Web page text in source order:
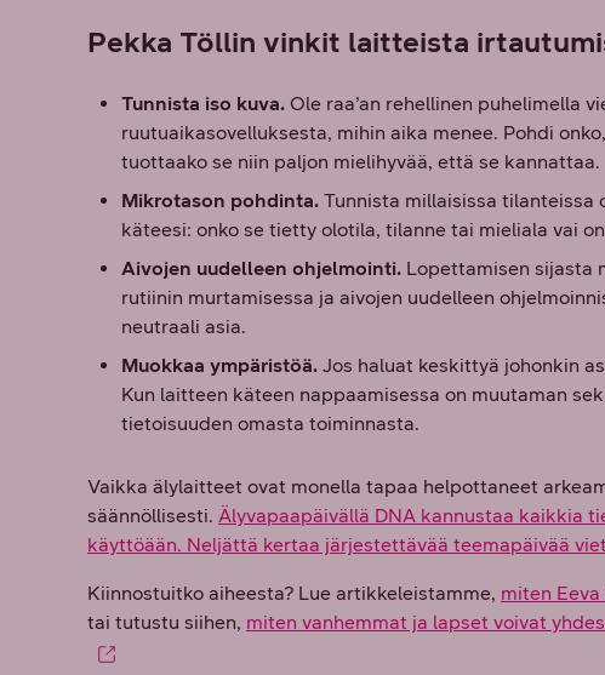
Pekka Töllin vinkit laitteista
Tunnista iso kuva. Ole raa’an rehellinen puhelimella
ruutuaikasovelluksesta, mihin aika menee. Pohdi
tuottaako se niin paljon mielihyvää, että se kannattaa.
Mikrotason pohdinta. Tunnista millaisissa
käteesi: onko se tietty olotila, tilanne tai mieliala vai
Aivojen uudelleen ohjelmointi. Lopettamisen sijasta
rutiinin murtamisessa ja aivojen uudelleen
neutraali asia.
Muokkaa ympäristöä. Jos haluat keskittyä johonkin
Kun laitteen käteen nappaamisessa on muutaman
tietoisuuden omasta toiminnasta.
Vaikka älylaitteet ovat monella tapaa helpottaneet
säännöllisesti. Älyvapaapäivällä DNA kannustaa kaikkia
käyttöään. Neljättä kertaa järjestettävää teemapäivää
Kiinnostuitko aiheesta? Lue artikkeleistamme, miten
tai tutustu siihen, miten vanhemmat ja lapset voivat